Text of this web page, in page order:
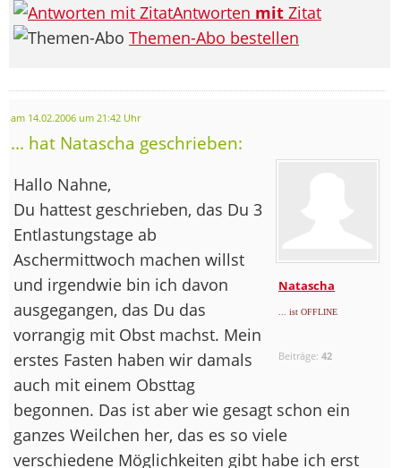
Antworten mit Zitat
Themen-Abo bestellen
am 14.02.2006 um 21:42 Uhr
... hat Natascha geschrieben:
Natascha
... ist OFFLINE
Beiträge:42
Hallo Nahne,
Du hattest geschrieben, das Du 3
Entlastungstage ab
Aschermittwoch machen willst
und irgendwie bin ich davon
ausgegangen, das Du das
vorrangig mit Obst machst. Mein
erstes Fasten haben wir damals
auch mit einem Obsttag
begonnen. Das ist aber wie gesagt schon ein
ganzes Weilchen her, das es so viele
verschiedene Möglichkeiten gibt habe ich erst